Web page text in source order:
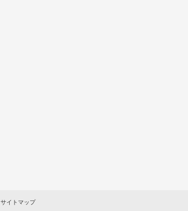
サイトマップ